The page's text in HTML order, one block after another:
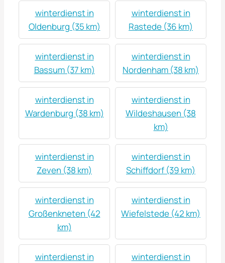
winterdienst in
Oldenburg (35 km)
winterdienst in
Rastede (36 km)
winterdienst in
Bassum (37 km)
winterdienst in
Nordenham (38 km)
winterdienst in
Wardenburg (38 km)
winterdienst in
Wildeshausen (38
km)
winterdienst in
Zeven (38 km)
winterdienst in
Schiffdorf (39 km)
winterdienst in
Großenkneten (42
km)
winterdienst in
Wiefelstede (42 km)
winterdienst in
winterdienst in